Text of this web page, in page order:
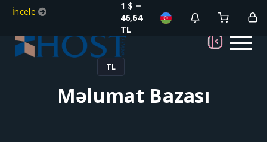
İncele
1 $ =
46,64
TL
TL
Məlumat Bazası